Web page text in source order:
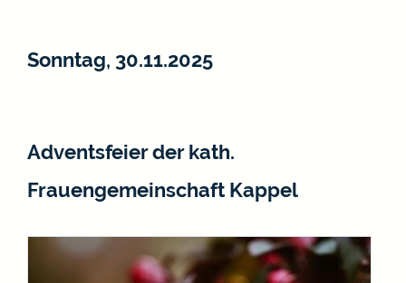
Sonntag, 30.11.2025
Adventsfeier der kath.
Frauengemeinschaft Kappel